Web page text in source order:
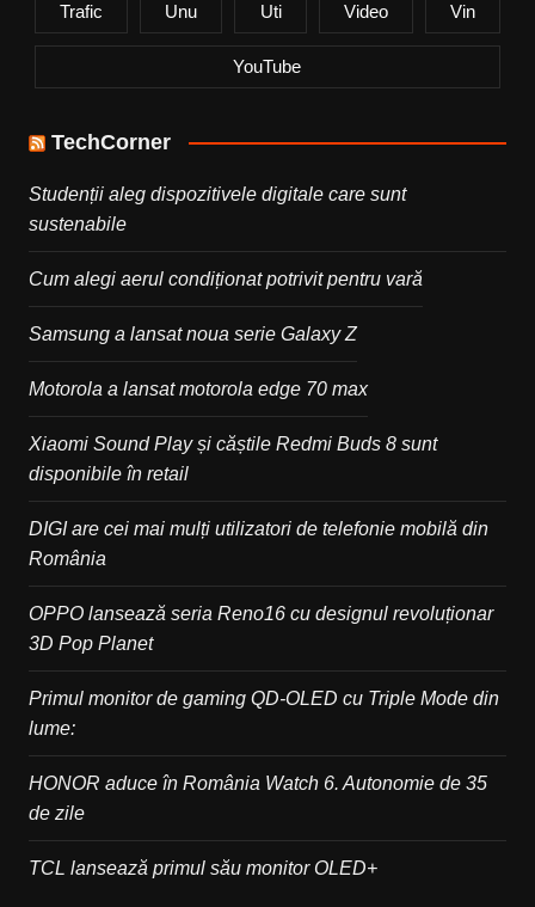
Trafic Unu Uti Video Vin
YouTube
TechCorner
Studenții aleg dispozitivele digitale care sunt
sustenabile
Cum alegi aerul condiționat potrivit pentru vară
Samsung a lansat noua serie Galaxy Z
Motorola a lansat motorola edge 70 max
Xiaomi Sound Play și căștile Redmi Buds 8 sunt
disponibile în retail
DIGI are cei mai mulți utilizatori de telefonie mobilă din
România
OPPO lansează seria Reno16 cu designul revoluționar
3D Pop Planet
Primul monitor de gaming QD-OLED cu Triple Mode din
lume:
HONOR aduce în România Watch 6. Autonomie de 35
de zile
TCL lansează primul său monitor OLED+